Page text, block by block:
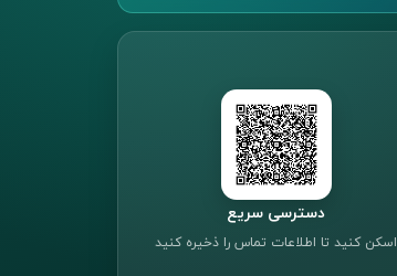
دسترسی سریع
اسکن کنید تا اطلاعات تماس را ذخیره کنید